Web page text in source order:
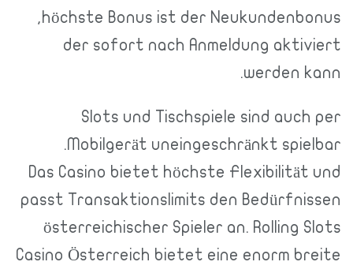
höchste Bonus ist der
der sofort nach Anmeldung
Slots und Tischspiele sind
Mobilgerät uneingeschränkt
Das Casino bietet höchste
passt Transaktionslimits den
österreichischer Spieler an.
Casino Österreich bietet eine enorm